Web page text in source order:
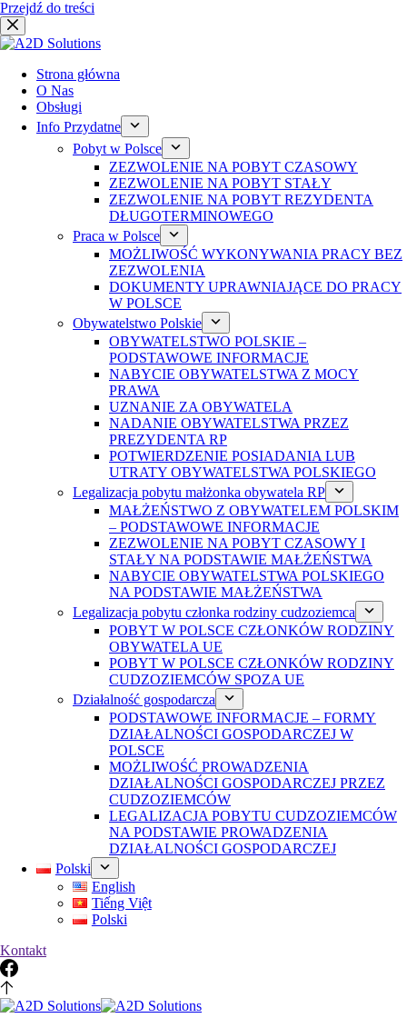
Przejdź do treści
Strona główna
O Nas
Obsługi
Info Przydatne
Pobyt w Polsce
ZEZWOLENIE NA POBYT CZASOWY
ZEZWOLENIE NA POBYT STAŁY
ZEZWOLENIE NA POBYT REZYDENTA
DŁUGOTERMINOWEGO
Praca w Polsce
MOŻLIWOŚĆ WYKONYWANIA PRACY BEZ
ZEZWOLENIA
DOKUMENTY UPRAWNIAJĄCE DO PRACY
W POLSCE
Obywatelstwo Polskie
OBYWATELSTWO POLSKIE –
PODSTAWOWE INFORMACJE
NABYCIE OBYWATELSTWA Z MOCY
PRAWA
UZNANIE ZA OBYWATELA
NADANIE OBYWATELSTWA PRZEZ
PREZYDENTA RP
POTWIERDZENIE POSIADANIA LUB
UTRATY OBYWATELSTWA POLSKIEGO
Legalizacja pobytu małżonka obywatela RP
MAŁŻEŃSTWO Z OBYWATELEM POLSKIM
– PODSTAWOWE INFORMACJE
ZEZWOLENIE NA POBYT CZASOWY I
STAŁY NA PODSTAWIE MAŁŻEŃSTWA
NABYCIE OBYWATELSTWA POLSKIEGO
NA PODSTAWIE MAŁŻEŃSTWA
Legalizacja pobytu członka rodziny cudzoziemca
POBYT W POLSCE CZŁONKÓW RODZINY
OBYWATELA UE
POBYT W POLSCE CZŁONKÓW RODZINY
CUDZOZIEMCÓW SPOZA UE
Działalność gospodarcza
PODSTAWOWE INFORMACJE – FORMY
DZIAŁALNOŚCI GOSPODARCZEJ W
POLSCE
MOŻLIWOŚĆ PROWADZENIA
DZIAŁALNOŚCI GOSPODARCZEJ PRZEZ
CUDZOZIEMCÓW
LEGALIZACJA POBYTU CUDZOZIEMCÓW
NA PODSTAWIE PROWADZENIA
DZIAŁALNOŚCI GOSPODARCZEJ
Polski
English
Tiếng Việt
Polski
Kontakt